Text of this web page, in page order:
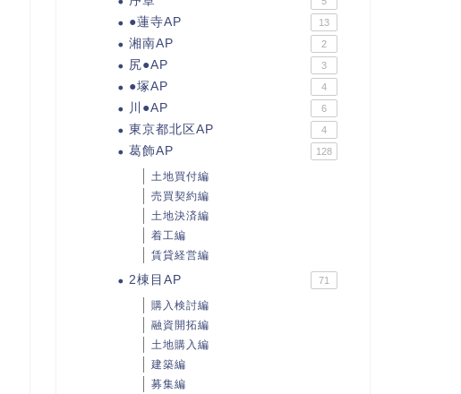
●蓮寺AP 13
湘南AP 2
尻●AP 3
●塚AP 4
川●AP 6
東京都北区AP 4
葛飾AP 128
土地買付編
売買契約編
土地決済編
着工編
賃貸経営編
2棟目AP 71
購入検討編
融資開拓編
土地購入編
建築編
募集編